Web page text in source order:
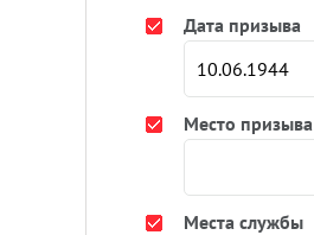
Дата призыва
Место призыва
Места службы